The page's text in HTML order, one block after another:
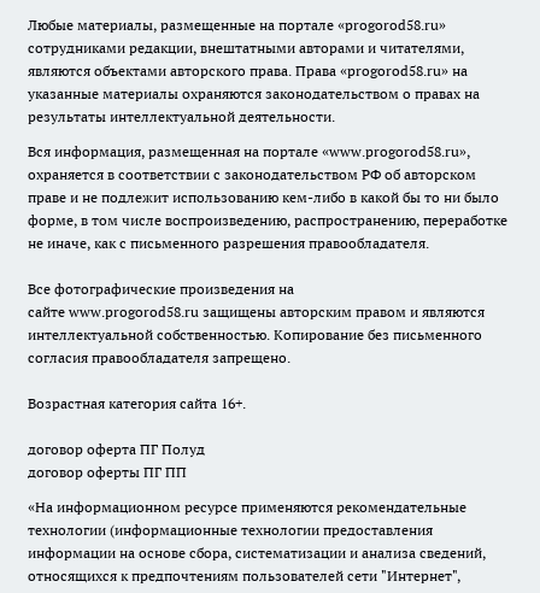
Любые материалы, размещенные на портале «progorod58.ru»
сотрудниками редакции, внештатными авторами и читателями,
являются объектами авторского права. Права «progorod58.ru» на
указанные материалы охраняются законодательством о правах на
результаты интеллектуальной деятельности.
Вся информация, размещенная на портале «www.progorod58.ru»,
охраняется в соответствии с законодательством РФ об авторском
праве и не подлежит использованию кем-либо в какой бы то ни было
форме, в том числе воспроизведению, распространению, переработке
не иначе, как с письменного разрешения правообладателя.
Все фотографические произведения на
сайте www.progorod58.ru защищены авторским правом и являются
интеллектуальной собственностью. Копирование без письменного
согласия правообладателя запрещено.
Возрастная категория сайта 16+.
договор оферта ПГ Полуд
договор оферты ПГ ПП
«На информационном ресурсе применяются рекомендательные
технологии (информационные технологии предоставления
информации на основе сбора, систематизации и анализа сведений,
относящихся к предпочтениям пользователей сети "Интернет",